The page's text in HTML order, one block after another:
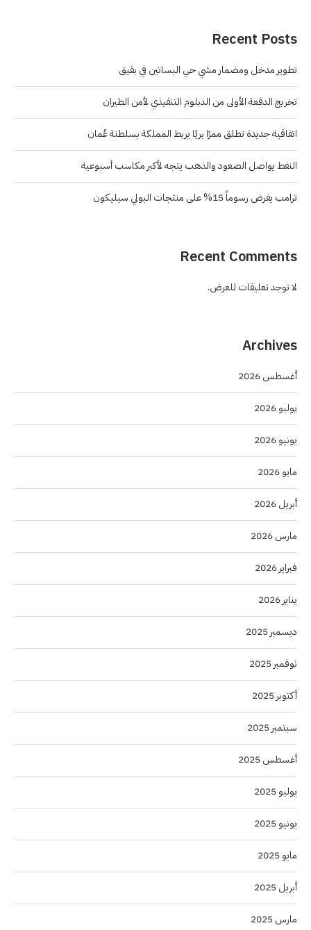
Recent Posts
تطوير مدخل ومضمار مشي حي البساتين في بقيق
تخريج الدفعة الأولى من الدبلوم التنفيذي لأمن الطيران
اتفاقية جديدة تطلق ممرًا بريًا يربط المملكة بسلطنة عُمان
النفط يواصل الصعود والذهب يتجه لأكبر مكاسب أسبوعية
ترامب يفرض رسوماً 15% على منتجات البولي سيليكون
Recent Comments
لا توجد تعليقات للعرض.
Archives
أغسطس 2026
يوليو 2026
يونيو 2026
مايو 2026
أبريل 2026
مارس 2026
فبراير 2026
يناير 2026
ديسمبر 2025
نوفمبر 2025
أكتوبر 2025
سبتمبر 2025
أغسطس 2025
يوليو 2025
يونيو 2025
مايو 2025
أبريل 2025
مارس 2025